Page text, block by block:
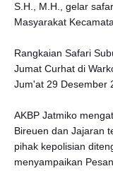
S.H., M.H., gelar
Masyarakat
Rangkaian Safari
Jumat Curhat di
Jum'at 29 Desember
AKBP Jatmiko
Bireuen dan Jajaran
pihak kepolisian
menyampaikan